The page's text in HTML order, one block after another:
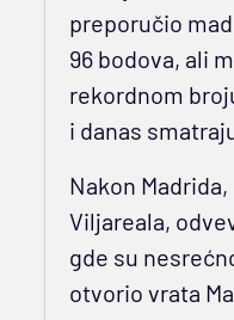
preporučio
96 bodova, ali
rekordnom
i danas
Nakon Madrida,
Viljareala,
gde su
otvorio vrata